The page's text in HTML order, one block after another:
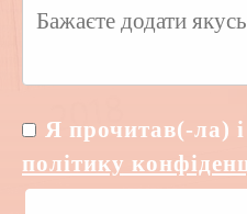
Я прочитав(-ла)
політику